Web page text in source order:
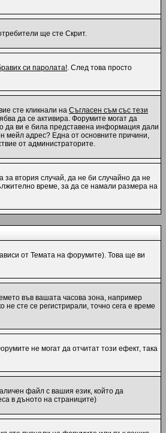
ще сте Скрит.
си паролата!. След това просто
сте кликнали на Съгласен съм със тези
да се активира. Форумите могат да
да ви е била представена информация дали
мейл адрес? Една от основните причини,
от администраторите.
втория случай, да не би случайно да не
време, за да се намали размера на
от Темата на форумите). Това ще ви
във вашата часова зона, например
сте се регистрирали, точно сега е време
не могат да отчитат този ефект, така
файл с вашия език, който да
в дъното на страниците)